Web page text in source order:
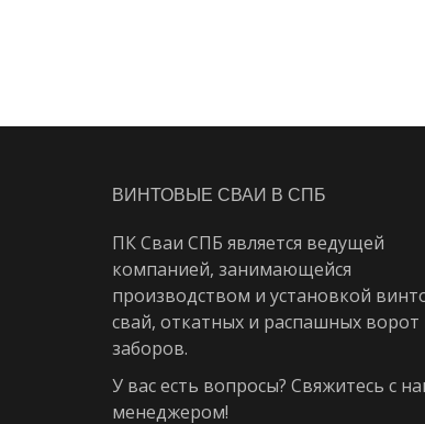
ВИНТОВЫЕ СВАИ В СПБ
ПК Сваи СПБ является ведущей
компанией, занимающейся
производством и установкой
свай, откатных и распашных ворот
заборов.
У вас есть вопросы? Свяжитесь с
менеджером!